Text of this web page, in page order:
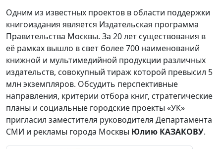
Одним из известных проектов в области поддержки
книгоиздания является Издательская программа
Правительства Москвы. За 20 лет существования в
её рамках вышло в свет более 700 наименований
книжной и мультимедийной продукции различных
издательств, совокупный тираж которой превысил 5
млн экземпляров. Обсудить перспективные
направления, критерии отбора книг, стратегические
планы и социальные городские проекты «УК»
пригласил заместителя руководителя Департамента
СМИ и рекламы города Москвы Юлию КАЗАКОВУ.